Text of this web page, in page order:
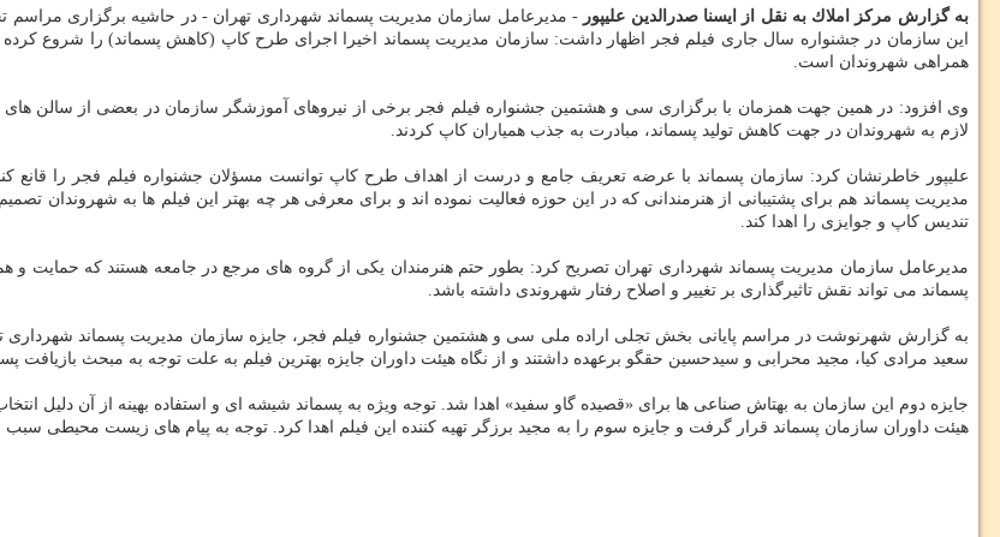
به گزارش مركز املاك به نقل از ایسنا صدرالدین علیپور - مدیرعامل سازمان مدیریت پسماند شهرداری تهران - در حاشیه برگزاری
این سازمان در جشنواره سال جاری فیلم فجر اظهار داشت: سازمان مدیریت پسماند اخیرا اجرای طرح كاپ (كاهش پسماند) را شروع
همراهی شهروندان است.
وی افزود: در همین جهت همزمان با برگزاری سی و هشتمین جشنواره فیلم فجر برخی از نیروهای آموزشگر سازمان در بعضی از سالن
لازم به شهروندان در جهت كاهش تولید پسماند، مبادرت به جذب همیاران كاپ كردند.
علیپور خاطرنشان كرد: سازمان پسماند با عرضه تعریف جامع و درست از اهداف طرح كاپ توانست مسؤلان جشنواره فیلم فجر را قانع
مدیریت پسماند هم برای پشتیبانی از هنرمندانی كه در این حوزه فعالیت نموده اند و برای معرفی هر چه بهتر این فیلم ها به شهروندان
تندیس كاپ و جوایزی را اهدا كند.
مدیرعامل سازمان مدیریت پسماند شهرداری تهران تصریح كرد: بطور حتم هنرمندان یكی از گروه های مرجع در جامعه هستند كه
پسماند می تواند نقش تاثیرگذاری بر تغییر و اصلاح رفتار شهروندی داشته باشد.
به گزارش شهرنوشت در مراسم پایانی بخش تجلی اراده ملی سی و هشتمین جشنواره فیلم فجر، جایزه سازمان مدیریت پسماند شهرداری
سعید مرادی كیا، مجید محرابی و سیدحسین حقگو برعهده داشتند و از نگاه هیئت داوران جایزه بهترین فیلم به علت توجه به مبحث بازیافت
جایزه دوم این سازمان به بهتاش صناعی ها برای «قصیده گاو سفید» اهدا شد. توجه ویژه به پسماند شیشه ای و استفاده بهینه از آن دلیل
هیئت داوران سازمان پسماند قرار گرفت و جایزه سوم را به مجید برزگر تهیه كننده این فیلم اهدا كرد. توجه به پیام های زیست محیطی